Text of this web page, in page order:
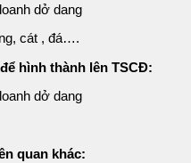
dở dang
cát , đá….
hình thành lên TSCĐ:
dở dang
quan khác: